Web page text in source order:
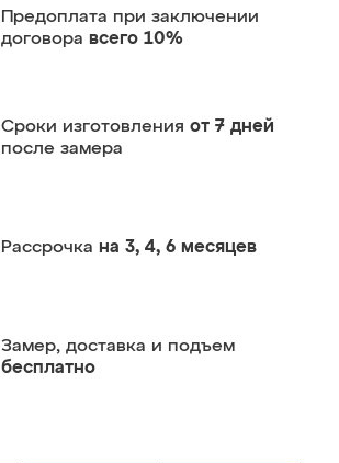
Предоплата при заключении
договора всего 10%
Сроки изготовления от 7 дней
после замера
Рассрочка на 3, 4, 6 месяцев
Замер, доставка и подъем
бесплатно